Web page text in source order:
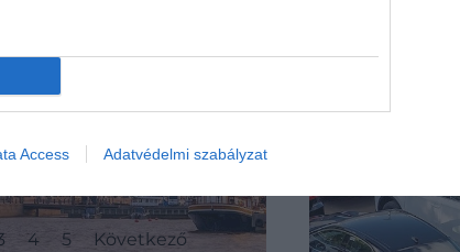
Access Adatvédelmi szabályzat
4 5 Következő